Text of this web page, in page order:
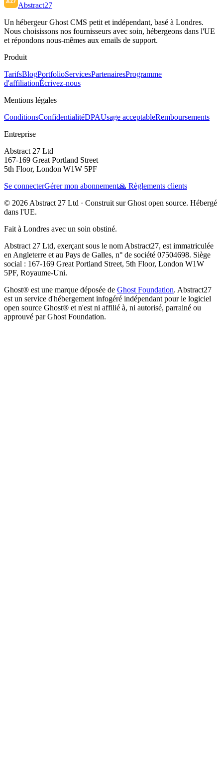
Abstract27
Un hébergeur Ghost CMS petit et indépendant, basé à Londres.
Nous choisissons nos fournisseurs avec soin, hébergeons dans l'UE
et répondons nous-mêmes aux emails de support.
Produit
TarifsBlogPortfolioServicesPartenairesProgramme
d'affiliationÉcrivez-nous
Mentions légales
ConditionsConfidentialitéDPAUsage acceptableRemboursements
Entreprise
Abstract 27 Ltd
167-169 Great Portland Street
5th Floor, London W1W 5PF
Se connecterGérer mon abonnement🙏 Règlements clients
© 2026 Abstract 27 Ltd · Construit sur Ghost open source. Hébergé
dans l'UE.
Fait à Londres avec un soin obstiné.
Abstract 27 Ltd, exerçant sous le nom Abstract27, est immatriculée
en Angleterre et au Pays de Galles, n° de société 07504698. Siège
social : 167-169 Great Portland Street, 5th Floor, London W1W
5PF, Royaume-Uni.
Ghost® est une marque déposée de Ghost Foundation. Abstract27
est un service d'hébergement infogéré indépendant pour le logiciel
open source Ghost® et n'est ni affilié à, ni autorisé, parrainé ou
approuvé par Ghost Foundation.